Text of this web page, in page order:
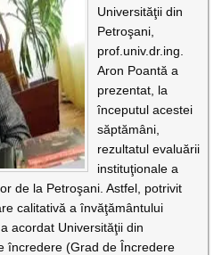
Universităţii din
Petroşani,
prof.univ.dr.ing.
Aron Poantă a
prezentat, la
începutul acestei
săptămâni,
rezultatul evaluării
instituţionale a
de la Petroşani. Astfel, potrivit
calitativă a învăţământului
acordat Universităţii din
încredere (Grad de Încredere